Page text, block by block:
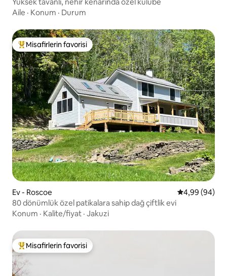
Aile · Konum · Durum
Misafirlerin favorilerinden en beğenilenler arasında
Misafirlerin favorisi
Ev - Roscoe 5 üzerinden
4,99 (94)
80 dönümlük özel patikalara sahip dağ çiftlik evi
Konum · Kalite/fiyat · Jakuzi
Misafirlerin favorilerinden en beğenilenler arasında
Misafirlerin favorisi